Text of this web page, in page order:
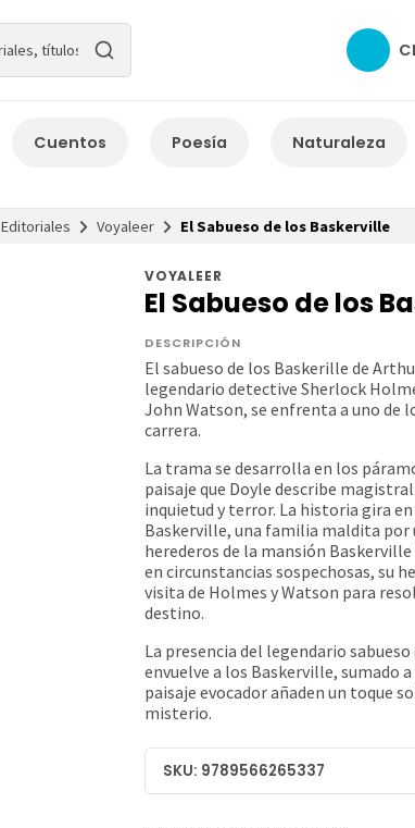
Cuentos Poesía Naturaleza
Editoriales Voyaleer El Sabueso de los Baskerville
VOYALEER
El Sabueso de los
DESCRIPCIÓN
El sabueso de los Baskerille de
legendario detective Sherlock
John Watson, se enfrenta a uno de
carrera.
La trama se desarrolla en los
paisaje que Doyle describe
inquietud y terror. La historia gira
Baskerville, una familia maldita por
herederos de la mansión
en circunstancias sospechosas, su
visita de Holmes y Watson para
destino.
La presencia del legendario
envuelve a los Baskerville, sumado
paisaje evocador añaden un toque
misterio.
SKU: 9789566265337